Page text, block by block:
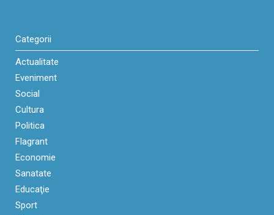
Categorii
Actualitate
Eveniment
Social
Cultura
Politica
Flagrant
Economie
Sanatate
Educaţie
Sport